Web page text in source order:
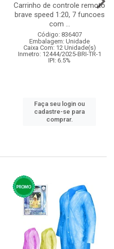
Carrinho de controle remoto
brave speed 1:20, 7 funcoes
com ...
Código: 836407
Embalagem: Unidade
Caixa Com: 12 Unidade(s)
Inmetro: 12444/2025-BRI-TR-1
IPI: 6.5%
Faça seu login ou
cadastre-se para
comprar.